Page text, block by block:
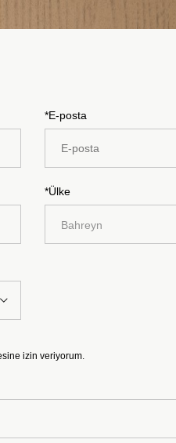
*E-posta
*Ülke
Bahreyn
izin veriyorum.